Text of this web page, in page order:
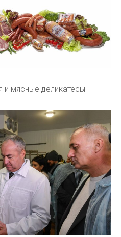
и мясные деликатесы